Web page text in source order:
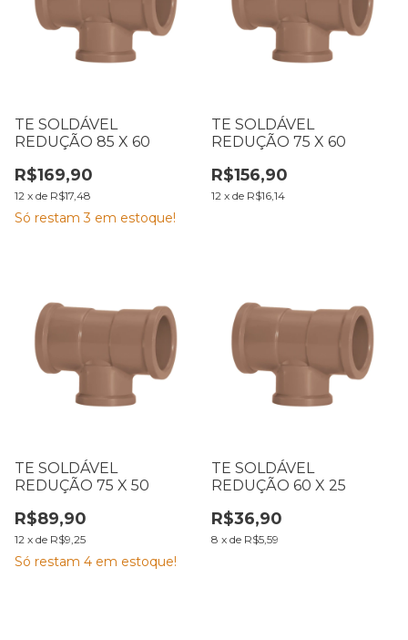
TE SOLDÁVEL
REDUÇÃO 85 X 60
R$169,90
12 x de R$17,48
Só restam3 em estoque!
TE SOLDÁVEL
REDUÇÃO 75 X 60
R$156,90
12 x de R$16,14
TE SOLDÁVEL
REDUÇÃO 75 X 50
R$89,90
12 x de R$9,25
Só restam 4 em estoque!
TE SOLDÁVEL
REDUÇÃO 60 X 25
R$36,90
8 x de R$5,59